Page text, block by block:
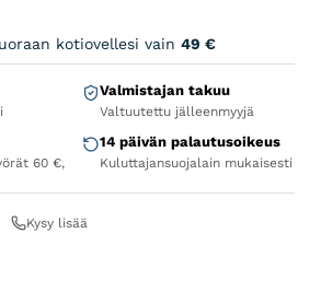
kotiovellesi vain 49 €
Valmistajan takuu
Valtuutettu jälleenmyyjä
60 €,
14 päivän palautusoikeus
Kuluttajansuojalain mukaisesti
Kysy lisää